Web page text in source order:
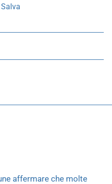
Salva
affermare che molte